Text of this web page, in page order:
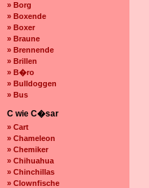
» Borg
» Boxende
» Boxer
» Braune
» Brennende
» Brillen
» B�ro
» Bulldoggen
» Bus
C wie C�sar
» Cart
» Chameleon
» Chemiker
» Chihuahua
» Chinchillas
» Clownfische